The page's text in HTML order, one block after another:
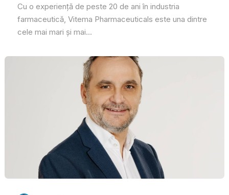
Cu o experiență de peste 20 de ani în industria
farmaceutică, Vitema Pharmaceuticals este una dintre
cele mai mari și mai...